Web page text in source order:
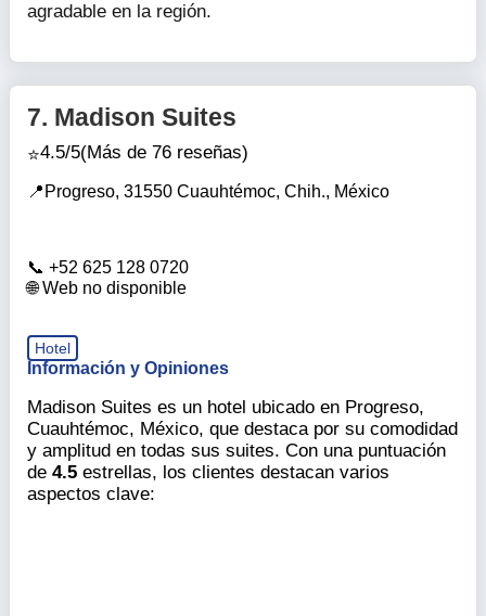
agradable en la región.
+52 625 128 0720
Web no disponible
7. Madison Suites
4.5/5(Más de 76 reseñas)
Progreso, 31550 Cuauhtémoc, Chih., México
Hotel
Información y Opiniones
Madison Suites es un hotel ubicado en Progreso,
Cuauhtémoc, México, que destaca por su comodidad
y amplitud en todas sus suites. Con una puntuación
de 4.5 estrellas, los clientes destacan varios
aspectos clave: